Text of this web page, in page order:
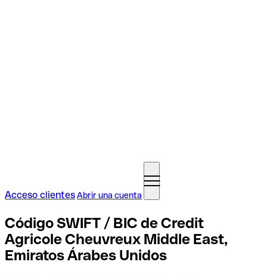
Acceso clientesAbrir una cuenta
Código SWIFT / BIC de Credit
Agricole Cheuvreux Middle East,
Emiratos Árabes Unidos